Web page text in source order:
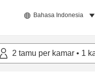
Bahasa Indonesia
2 tamu per kamar • 1